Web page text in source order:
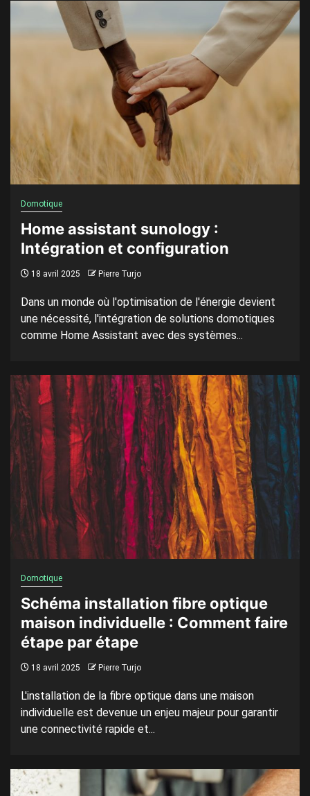
Domotique
Home assistant sunology :
Intégration et configuration
18 avril 2025 Pierre Turjo
Dans un monde où l'optimisation de l'énergie devient
une nécessité, l'intégration de solutions domotiques
comme Home Assistant avec des systèmes...
Domotique
Schéma installation fibre optique
maison individuelle : Comment faire
étape par étape
18 avril 2025 Pierre Turjo
L'installation de la fibre optique dans une maison
individuelle est devenue un enjeu majeur pour garantir
une connectivité rapide et...